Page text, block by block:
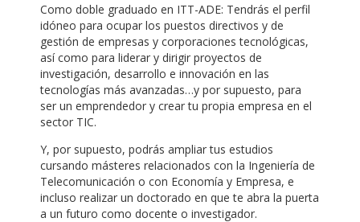
Como doble graduado en ITT-ADE: Tendrás el perfil
idóneo para ocupar los puestos directivos y de
gestión de empresas y corporaciones tecnológicas,
así como para liderar y dirigir proyectos de
investigación, desarrollo e innovación en las
tecnologías más avanzadas…y por supuesto, para
ser un emprendedor y crear tu propia empresa en el
sector TIC.
Y, por supuesto, podrás ampliar tus estudios
cursando másteres relacionados con la Ingeniería de
Telecomunicación o con Economía y Empresa, e
incluso realizar un doctorado en que te abra la puerta
a un futuro como docente o investigador.